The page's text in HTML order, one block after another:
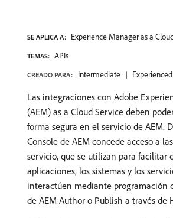
SE APLICA A: Experience Manager as a
TEMAS: APIs
CREADO PARA: Intermediate Experienced
Las integraciones con Adobe
(AEM) as a Cloud Service deben
forma segura en el servicio de AEM.
Console de AEM concede acceso a
servicio, que se utilizan para facilitar
aplicaciones, los sistemas y los
interactúen mediante programación
de AEM Author o Publish a través de